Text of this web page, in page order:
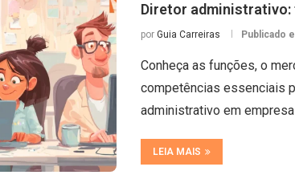
Diretor
por Guia Carreiras Publicado
Conheça as funções, o
competências essenciais
administrativo em
LEIA MAIS